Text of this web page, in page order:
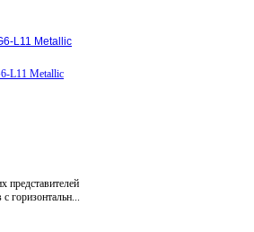
L11 Metallic
представителей
горизонтальн...